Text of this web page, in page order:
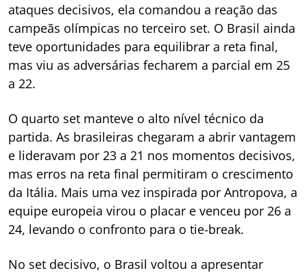
ataques decisivos, ela comandou a reação das
campeãs olímpicas no terceiro set. O Brasil ainda
teve oportunidades para equilibrar a reta final,
mas viu as adversárias fecharem a parcial em 25
a 22.
O quarto set manteve o alto nível técnico da
partida. As brasileiras chegaram a abrir vantagem
e lideravam por 23 a 21 nos momentos decisivos,
mas erros na reta final permitiram o crescimento
da Itália. Mais uma vez inspirada por Antropova, a
equipe europeia virou o placar e venceu por 26 a
24, levando o confronto para o tie-break.
No set decisivo, o Brasil voltou a apresentar